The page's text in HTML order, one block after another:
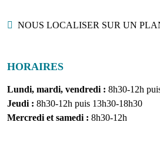
Localisation
NOUS LOCALISER SUR UN
HORAIRES
Lundi, mardi, vendredi : 8h30-12h
Jeudi : 8h30-12h puis 13h30-18h30
Mercredi et samedi : 8h30-12h